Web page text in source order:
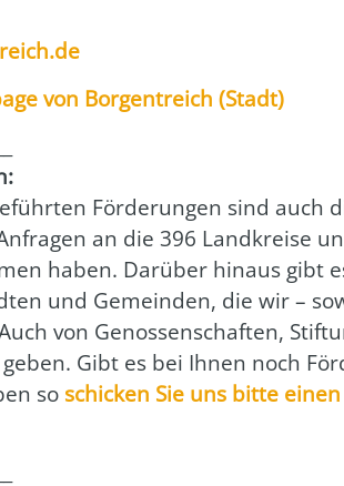
von Bor­gent­reich (Stadt)
För­de­run­gen sind auch
an die 396 Land­krei­se
haben. Dar­über hin­aus gibt
und Gemein­den, die wir –
von Genos­sen­schaf­ten,
Gibt es bei Ihnen noch
so schi­cken Sie uns bit­te